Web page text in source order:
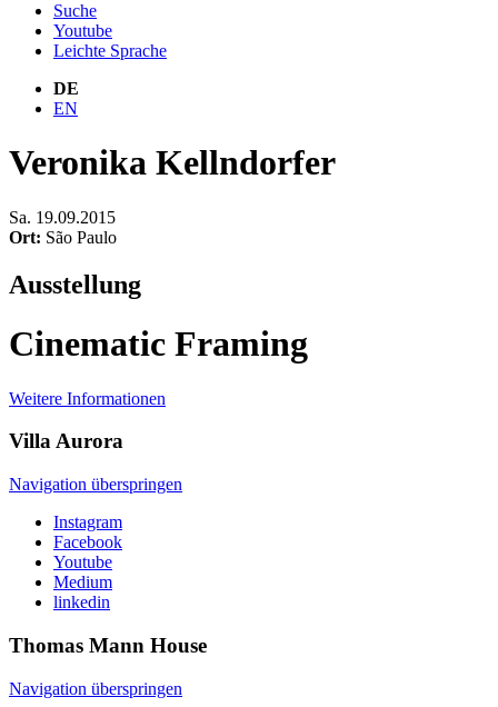
Suche
Youtube
Leichte Sprache
DE
EN
Veronika Kellndorfer
Sa. 19.09.2015
Ort: São Paulo
Ausstellung
Cinematic Framing
Weitere Informationen
VillaAurora
Navigation überspringen
Instagram
Facebook
Youtube
Medium
linkedin
Thomas Mann House
Navigation überspringen